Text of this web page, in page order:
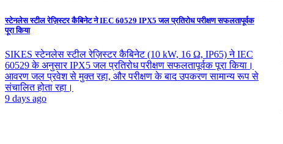
स्टेनलेस स्टील रेज़िस्टर कैबिनेट ने IEC 60529 IPX5 जल प्रतिरोध परीक्षण सफलतापूर्वक
पूरा किया
SIKES स्टेनलेस स्टील रेज़िस्टर कैबिनेट (10 kW, 16 Ω, IP65) ने IEC
60529 के अनुसार IPX5 जल प्रतिरोध परीक्षण सफलतापूर्वक पूरा किया।
आवरण जल प्रवेश से मुक्त रहा, और परीक्षण के बाद उपकरण सामान्य रूप से
संचालित होता रहा।
9 days ago